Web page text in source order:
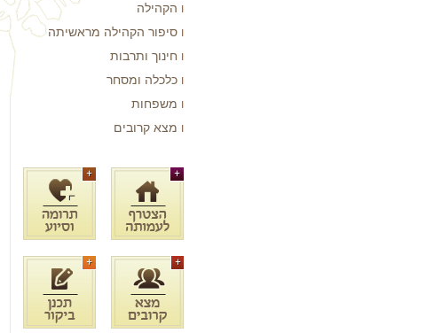
הקהילה
סיפור הקהילה מראשיתה
חינוך ותרבות
כלכלה ומסחר
משפחות
מצא קרובים